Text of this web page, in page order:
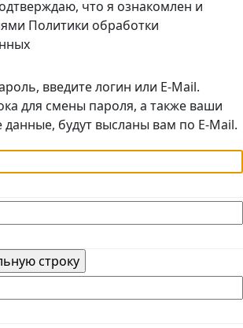
что я ознакомлен и
Политики обработки
введите логин или E-Mail.
для смены пароля, а также ваши
будут высланы вам по E-Mail.